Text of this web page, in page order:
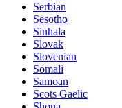
Serbian
Sesotho
Sinhala
Slovak
Slovenian
Somali
Samoan
Scots Gaelic